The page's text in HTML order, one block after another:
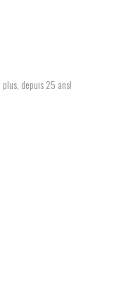
depuis 25 ans!